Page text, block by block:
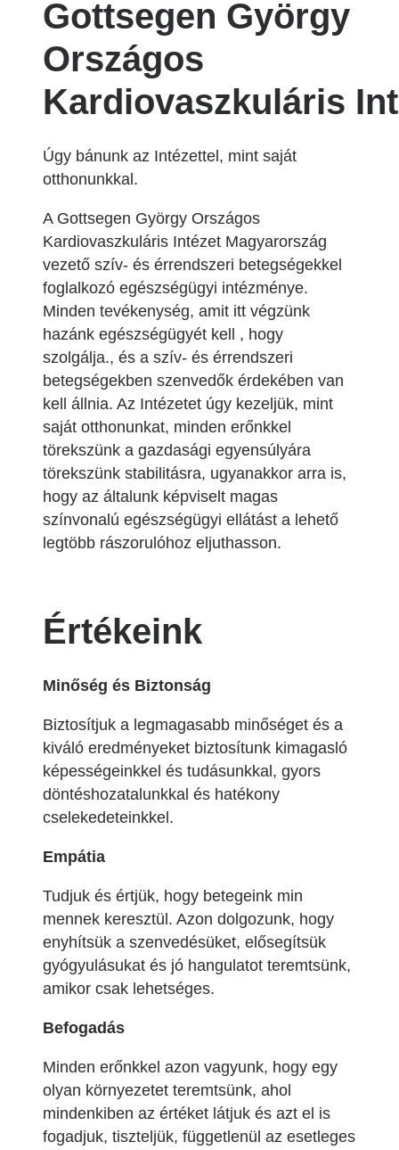
Gottsegen György
Országos
Kardiovaszkuláris
Úgy bánunk az Intézettel, mint saját
otthonunkkal.
A Gottsegen György Országos
Kardiovaszkuláris Intézet Magyarország
vezető szív- és érrendszeri betegségekkel
foglalkozó egészségügyi intézménye.
Minden tevékenység, amit itt végzünk
hazánk egészségügyét kell , hogy
szolgálja., és a szív- és érrendszeri
betegségekben szenvedők érdekében van
kell állnia. Az Intézetet úgy kezeljük, mint
saját otthonunkat, minden erőnkkel
törekszünk a gazdasági egyensúlyára
törekszünk stabilitásra, ugyanakkor arra is,
hogy az általunk képviselt magas
színvonalú egészségügyi ellátást a lehető
legtöbb rászorulóhoz eljuthasson.
Értékeink
Minőség és Biztonság
Biztosítjuk a legmagasabb minőséget és a
kiváló eredményeket biztosítunk kimagasló
képességeinkkel és tudásunkkal, gyors
döntéshozatalunkkal és hatékony
cselekedeteinkkel.
Empátia
Tudjuk és értjük, hogy betegeink min
mennek keresztül. Azon dolgozunk, hogy
enyhítsük a szenvedésüket, elősegítsük
gyógyulásukat és jó hangulatot teremtsünk,
amikor csak lehetséges.
Befogadás
Minden erőnkkel azon vagyunk, hogy egy
olyan környezetet teremtsünk, ahol
mindenkiben az értéket látjuk és azt el is
fogadjuk, tiszteljük, függetlenül az esetleges